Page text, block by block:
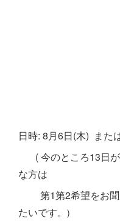
日時: 8月6日(木) また
( 今のところ13日が
な方は
第1第2希望をお聞
たいです。 )